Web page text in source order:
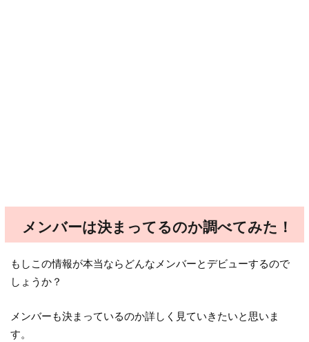
メンバーは決まってるのか調べてみた！
もしこの情報が本当ならどんなメンバーとデビューするので
しょうか？
メンバーも決まっているのか詳しく見ていきたいと思いま
す。